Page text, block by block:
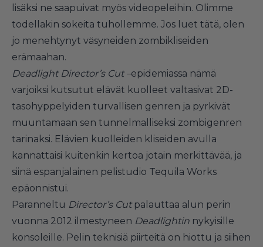
lisäksi ne saapuivat myös videopeleihin. Olimme
todellakin sokeita tuhollemme. Jos luet tätä, olen
jo menehtynyt väsyneiden zombikliseiden
erämaahan.
Deadlight Director’s Cut –epidemiassa nämä
varjoiksi kutsutut elävät kuolleet valtasivat 2D-
tasohyppelyiden turvallisen genren ja pyrkivät
muuntamaan sen tunnelmalliseksi zombigenren
tarinaksi. Elävien kuolleiden kliseiden avulla
kannattaisi kuitenkin kertoa jotain merkittävää, ja
siinä espanjalainen pelistudio Tequila Works
epäonnistui.
Paranneltu Director’s Cutpalauttaa alun perin
vuonna 2012 ilmestyneen Deadlightin nykyisille
konsoleille. Pelin teknisiä piirteitä on hiottu ja siihen